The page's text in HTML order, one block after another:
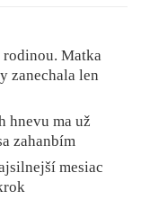
rodinou. Matka
zanechala len
hnevu ma už
zahanbím
mesiac